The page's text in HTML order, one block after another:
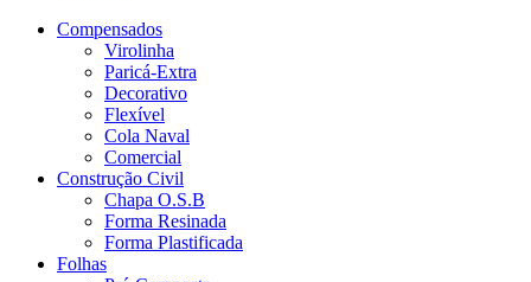
Compensados
Virolinha
Paricá-Extra
Decorativo
Flexível
Cola Naval
Comercial
Construção Civil
Chapa O.S.B
Forma Resinada
Forma Plastificada
Folhas